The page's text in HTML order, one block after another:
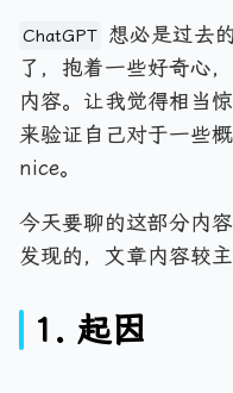
ChatGPT 想必是过去
了，抱着一些好奇心
内容。让我觉得相当
来验证自己对于一些
nice。
今天要聊的这部分内
发现的，文章内容较
1. 起因